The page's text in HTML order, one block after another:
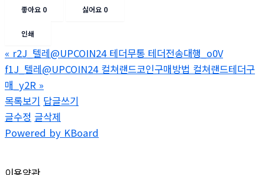
좋아요 0 싫어요 0
인쇄
« r2J_텔레@UPCOIN24 테더무통 테더전송대행_o0V
f1J_텔레@UPCOIN24 컬쳐랜드코인구매방법 컬쳐랜드테더구
매_y2R »
목록보기 답글쓰기
글수정 글삭제
Powered by KBoard